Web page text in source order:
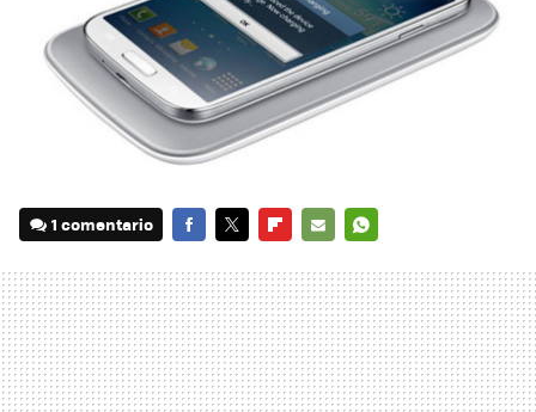
1 comentario
MAIL